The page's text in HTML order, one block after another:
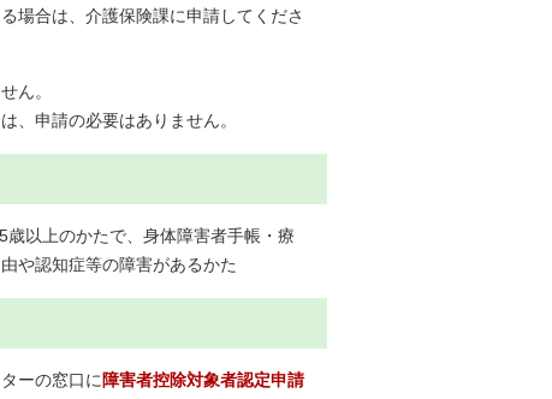
場合は、介護保険課に申請してくださ
ん。
、申請の必要はありません。
以上のかたで、身体障害者手帳・療
や認知症等の障害があるかた
ーの窓口に障害者控除対象者認定申請